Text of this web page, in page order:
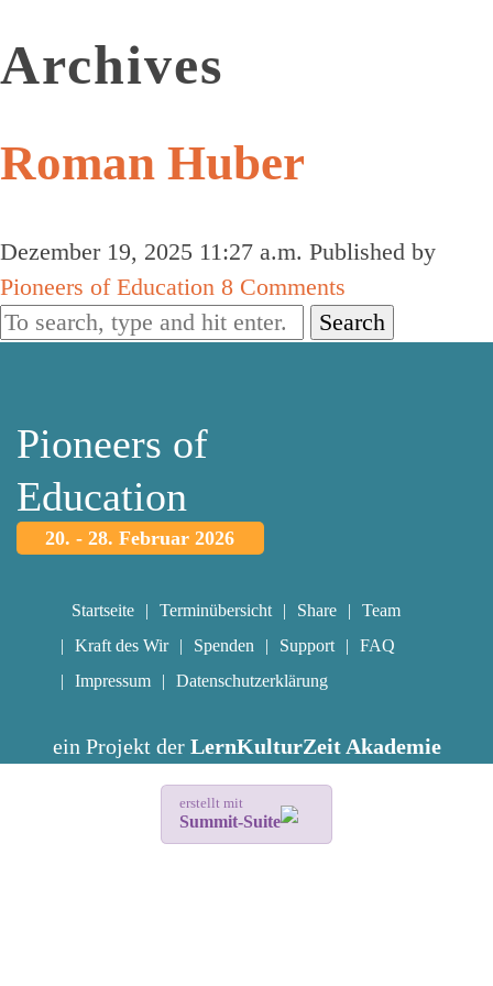
Archives
Roman Huber
Dezember 19, 2025 11:27 a.m. Published by
Pioneers of Education 8 Comments
Search
Pioneers of
Education
20. - 28. Februar 2026
Startseite Terminübersicht Share
Team
Kraft des Wir
Spenden Support
FAQ
Impressum
Datenschutzerklärung
ein Projekt der LernKulturZeit Akademie
erstellt mit
Summit-Suite